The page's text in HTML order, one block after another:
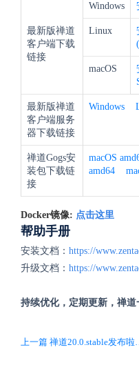
最新版禅道
客户端下载
链接
Windows
Linux
macOS
最新版禅道
客户端服务
器下载链接
Windows
禅道Gogs安
装包下载链
接
macOS
amd64
Docker镜像: 点击这里
帮助手册
安装文档： https://
升级文档： https://
持续优化，定期更新，禅道
上一篇 禅道